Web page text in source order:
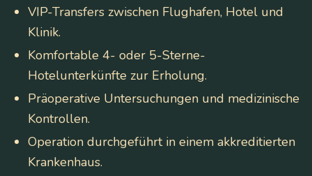
VIP-Transfers zwischen Flughafen, Hotel und
Klinik.
Komfortable 4- oder 5-Sterne-
Hotelunterkünfte zur Erholung.
Präoperative Untersuchungen und medizinische
Kontrollen.
Operation durchgeführt in einem akkreditierten
Krankenhaus.